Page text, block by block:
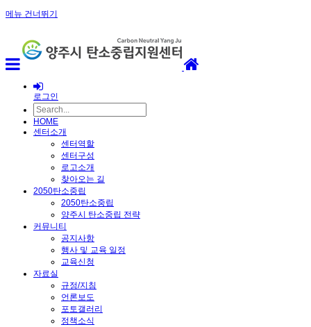
메뉴 건너뛰기
로그인
HOME
센터소개
센터역할
센터구성
로고소개
찾아오는 길
2050탄소중립
2050탄소중립
양주시 탄소중립 전략
커뮤니티
공지사항
행사 및 교육 일정
교육신청
자료실
규정/지침
언론보도
포토갤러리
정책소식